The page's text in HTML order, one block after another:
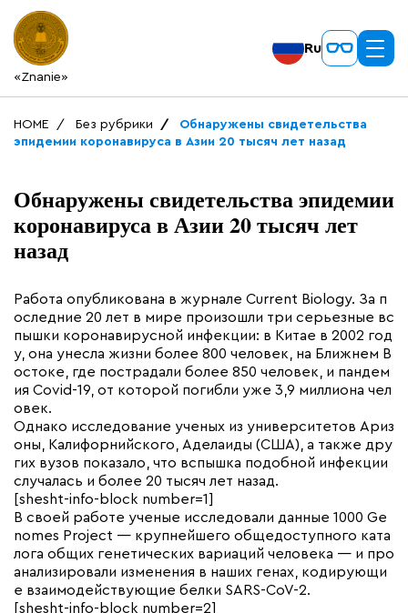
«Znanie»
Ru
HOME Без рубрики
Обнаружены свидетельства
эпидемии коронавируса в Азии 20 тысяч лет назад
Обнаружены свидетельства эпидемии
коронавируса в Азии 20 тысяч лет
назад
Работа опубликована в журнале Current Biology. За п
оследние 20 лет в мире произошли три серьезные вс
пышки коронавирусной инфекции: в Китае в 2002 год
у, она унесла жизни более 800 человек, на Ближнем В
остоке, где пострадали более 850 человек, и пандем
ия Covid-19, от которой погибли уже 3,9 миллиона чел
овек.
Однако исследование ученых из университетов Ариз
оны, Калифорнийского, Аделаиды (США), а также дру
гих вузов показало, что вспышка подобной инфекции
случалась и более 20 тысяч лет назад.
[shesht-info-block number=1]
В своей работе ученые исследовали данные 1000 Ge
nomes Project — крупнейшего общедоступного ката
лога общих генетических вариаций человека — и про
анализировали изменения в наших генах, кодирующи
е взаимодействующие белки SARS-CoV-2.
[shesht-info-block number=2]